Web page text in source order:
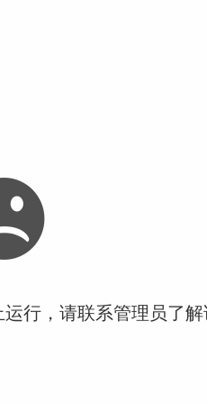
行，请联系管理员了